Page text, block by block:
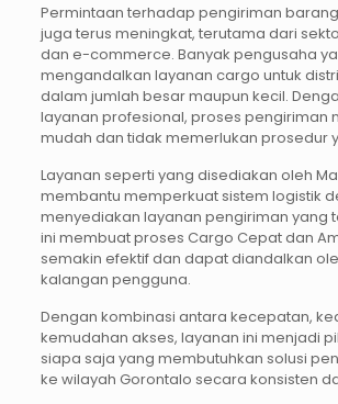
Permintaan terhadap pengiriman
juga terus meningkat, terutama dari
dan e-commerce. Banyak pengusaha
mengandalkan layanan cargo untuk
dalam jumlah besar maupun kecil.
layanan profesional, proses pengiriman
mudah dan tidak memerlukan prosedur
Layanan seperti yang disediakan oleh
membantu memperkuat sistem logistik
menyediakan layanan pengiriman yang
ini membuat proses Cargo Cepat dan
semakin efektif dan dapat diandalkan
kalangan pengguna.
Dengan kombinasi antara kecepatan,
kemudahan akses, layanan ini menjadi
siapa saja yang membutuhkan solusi
ke wilayah Gorontalo secara konsisten